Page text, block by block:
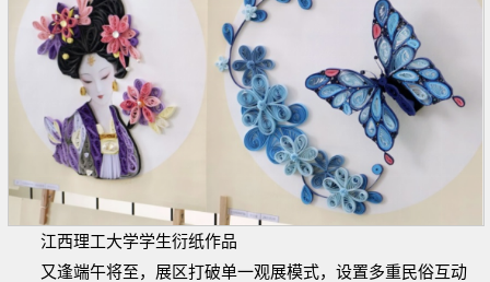
江西理工大学学生衍纸作品
又逢端午将至，展区打破单一观展模式，设置多重民俗互动